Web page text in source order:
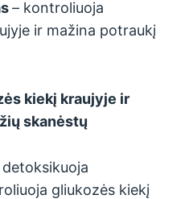
– kontroliuoja
ir mažina potraukį
kiekį kraujyje ir
skanėstų
detoksikuoja
gliukozės kiekį